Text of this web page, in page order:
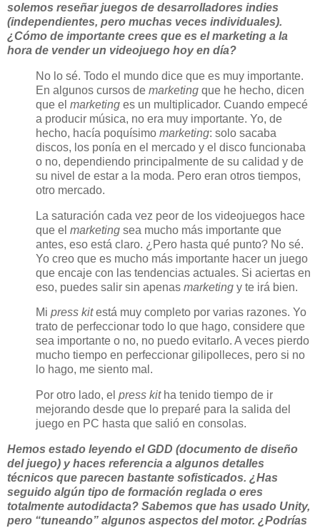
solemos reseñar juegos de desarrolladores indies
(independientes, pero muchas veces individuales).
¿Cómo de importante crees que es el marketing a la
hora de vender un videojuego hoy en día?
No lo sé. Todo el mundo dice que es muy importante.
En algunos cursos de marketing que he hecho, dicen
que el marketing es un multiplicador. Cuando empecé
a producir música, no era muy importante. Yo, de
hecho, hacía poquísimo marketing: solo sacaba
discos, los ponía en el mercado y el disco funcionaba
o no, dependiendo principalmente de su calidad y de
su nivel de estar a la moda. Pero eran otros tiempos,
otro mercado.
La saturación cada vez peor de los videojuegos hace
que el marketing sea mucho más importante que
antes, eso está claro. ¿Pero hasta qué punto? No sé.
Yo creo que es mucho más importante hacer un juego
que encaje con las tendencias actuales. Si aciertas en
eso, puedes salir sin apenas marketing y te irá bien.
Mi press kitestá muy completo por varias razones. Yo
trato de perfeccionar todo lo que hago, considere que
sea importante o no, no puedo evitarlo. A veces pierdo
mucho tiempo en perfeccionar gilipolleces, pero si no
lo hago, me siento mal.
Por otro lado, el press kitha tenido tiempo de ir
mejorando desde que lo preparé para la salida del
juego en PC hasta que salió en consolas.
Hemos estado leyendo el GDD (documento de diseño
del juego) y haces referencia a algunos detalles
técnicos que parecen bastante sofisticados. ¿Has
seguido algún tipo de formación reglada o eres
totalmente autodidacta? Sabemos que has usado Unity,
pero “tuneando” algunos aspectos del motor. ¿Podrías